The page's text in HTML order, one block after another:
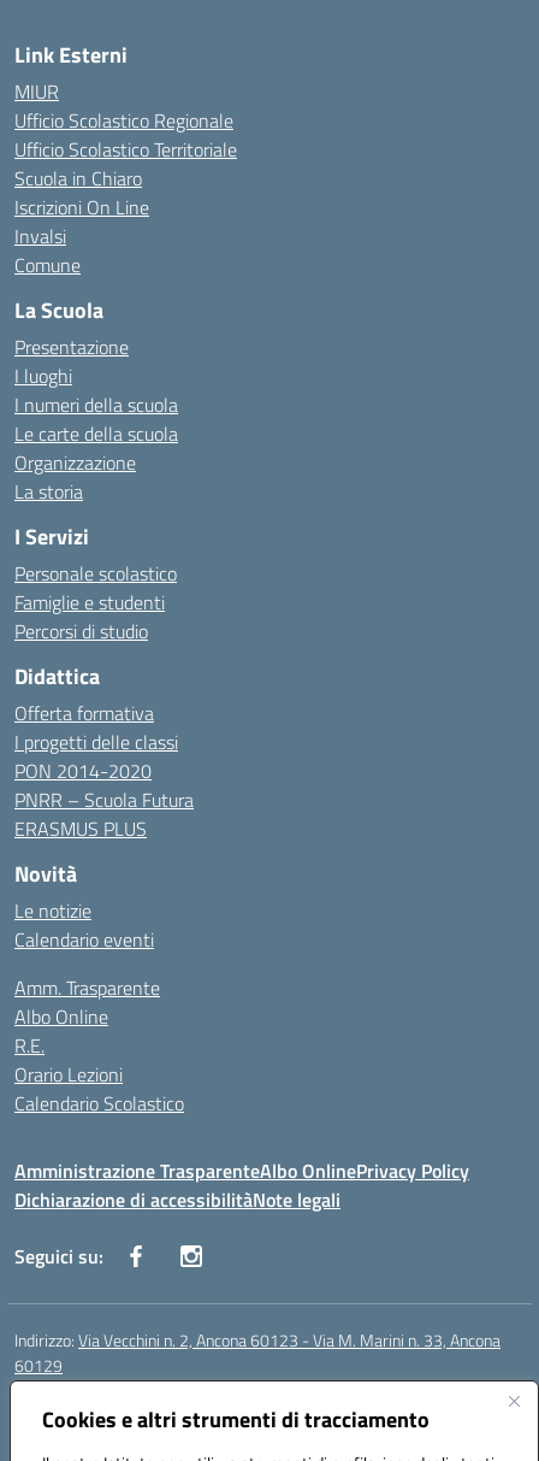
Cookies e altri strumenti di tracciamento
Link Esterni
MIUR
Ufficio Scolastico Regionale
Ufficio Scolastico Territoriale
Scuola in Chiaro
Iscrizioni On Line
Invalsi
Comune
La Scuola
Presentazione
I luoghi
I numeri della scuola
Le carte della scuola
Organizzazione
La storia
I Servizi
Personale scolastico
Famiglie e studenti
Percorsi di studio
Didattica
Offerta formativa
I progetti delle classi
PON 2014-2020
PNRR – Scuola Futura
ERASMUS PLUS
Novità
Le notizie
Calendario eventi
Amm. Trasparente
Albo Online
R.E.
Orario Lezioni
Calendario Scolastico
Amministrazione TrasparenteAlbo OnlinePrivacy Policy
Dichiarazione di accessibilitàNote legali
Seguici su:
Indirizzo:Via Vecchini n. 2, Ancona 60123 - Via M. Marini n. 33, Ancona
60129
Centralino:
Posta elettronica certificata (PEC):anis01200g@pec.istruzione.it